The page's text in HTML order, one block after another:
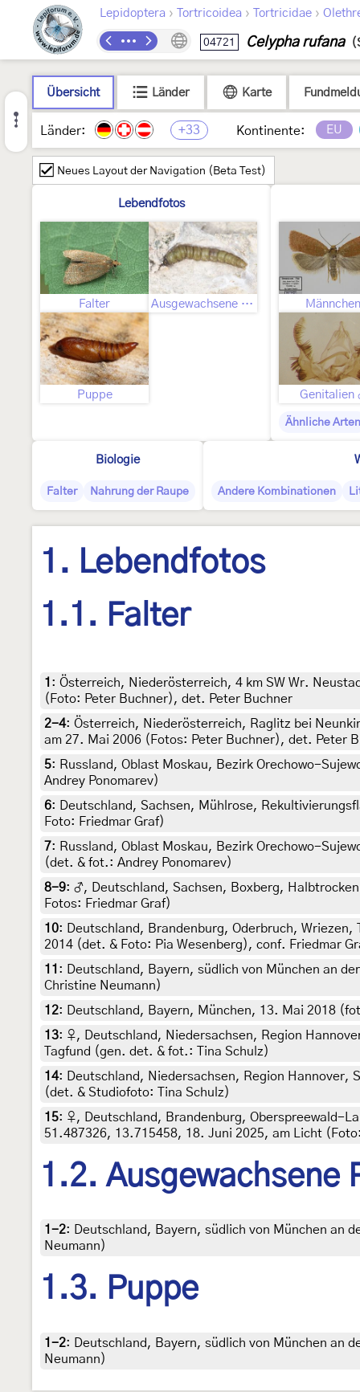
Lepidoptera › Tortricoidea › Tortricidae ›
04721 Celypha rufana
Übersicht Länder Karte
Länder: +33 Kontinente: EU
Neues Layout der Navigation (Beta Test)
Lebendfotos
Falter Ausgewachsene Raupe
Puppe
Männchen
Genitalien
Ähnliche Arten
Biologie
Falter Nahrung der Raupe Andere Kombinationen
1. Lebendfotos
1.1. Falter
1 : Österreich, Niederösterreich, 4 km SW Wr.
(Foto: Peter Buchner), det. Peter Buchner
2-4: Österreich, Niederösterreich, Raglitz bei
am 27. Mai 2006 (Fotos: Peter Buchner), det. Peter
5: Russland, Oblast Moskau, Bezirk Orechowo-
Andrey Ponomarev)
6:
Deutschland, Sachsen, Mühlrose,
Foto: Friedmar Graf)
7: Russland, Oblast Moskau, Bezirk Orechowo-
(det. & fot.: Andrey Ponomarev)
8-9: ♂, Deutschland, Sachsen, Boxberg,
Fotos: Friedmar Graf)
10:
Deutschland, Brandenburg, Oderbruch,
2014 (det. & Foto: Pia Wesenberg), conf. Friedmar
11 :
Deutschland, Bayern, südlich von München an
Christine Neumann)
12:
Deutschland, Bayern, München, 13. Mai 2018
13: ♀, Deutschland, Niedersachsen, Region
Tagfund (gen. det. & fot.: Tina Schulz)
14:
Deutschland, Niedersachsen, Region
(det. & Studiofoto: Tina Schulz)
15: ♀, Deutschland, Brandenburg, Oberspreewald-
51.487326, 13.715458, 18. Juni 2025, am Licht
1.2. Ausgewachsene
1-2:
Deutschland, Bayern, südlich von München an
Neumann)
1.3. Puppe
1-2:
Deutschland, Bayern, südlich von München an
Neumann)